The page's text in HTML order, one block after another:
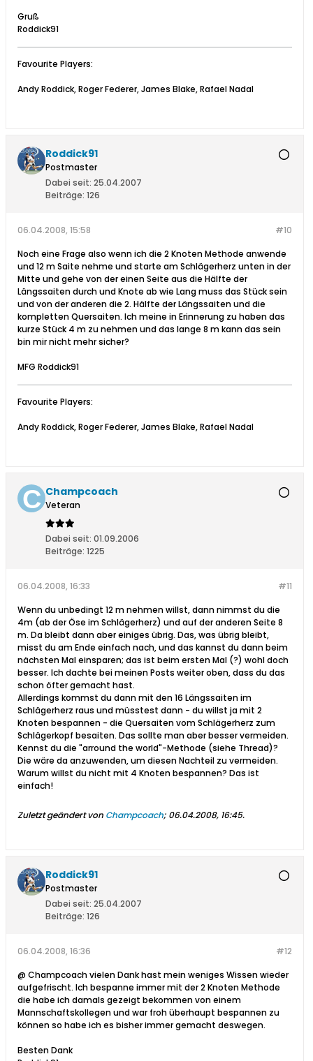
Gruß
Roddick91
Favourite Players:
Andy Roddick, Roger Federer, James Blake, Rafael Nadal
Roddick91
Postmaster
Dabei seit: 25.04.2007
Beiträge: 126
#10
06.04.2008, 15:58
Noch eine Frage also wenn ich die 2 Knoten Methode anwende
und 12 m Saite nehme und starte am Schlägerherz unten in der
Mitte und gehe von der einen Seite aus die Hälfte der
Längssaiten durch und Knote ab wie Lang muss das Stück sein
und von der anderen die 2. Hälfte der Längssaiten und die
kompletten Quersaiten. Ich meine in Erinnerung zu haben das
kurze Stück 4 m zu nehmen und das lange 8 m kann das sein
bin mir nicht mehr sicher?
MFG Roddick91
Favourite Players:
Andy Roddick, Roger Federer, James Blake, Rafael Nadal
Champcoach
Veteran
Dabei seit: 01.09.2006
Beiträge: 1225
#11
06.04.2008, 16:33
Wenn du unbedingt 12 m nehmen willst, dann nimmst du die
4m (ab der Öse im Schlägerherz) und auf der anderen Seite 8
m. Da bleibt dann aber einiges übrig. Das, was übrig bleibt,
misst du am Ende einfach nach, und das kannst du dann beim
nächsten Mal einsparen; das ist beim ersten Mal (?) wohl doch
besser. Ich dachte bei meinen Posts weiter oben, dass du das
schon öfter gemacht hast.
Allerdings kommst du dann mit den 16 Längssaiten im
Schlägerherz raus und müsstest dann - du willst ja mit 2
Knoten bespannen - die Quersaiten vom Schlägerherz zum
Schlägerkopf besaiten. Das sollte man aber besser vermeiden.
Kennst du die "arround the world"-Methode (siehe Thread)?
Die wäre da anzuwenden, um diesen Nachteil zu vermeiden.
Warum willst du nicht mit 4 Knoten bespannen? Das ist
einfach!
Zuletzt geändert von Champcoach; 06.04.2008, 16:45.
Roddick91
Postmaster
Dabei seit: 25.04.2007
Beiträge: 126
#12
06.04.2008, 16:36
@ Champcoach vielen Dank hast mein weniges Wissen wieder
aufgefrischt. Ich bespanne immer mit der 2 Knoten Methode
die habe ich damals gezeigt bekommen von einem
Mannschaftskollegen und war froh überhaupt bespannen zu
können so habe ich es bisher immer gemacht deswegen.
Besten Dank